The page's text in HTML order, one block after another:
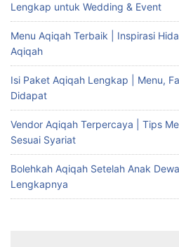
Lengkap untuk Wedding & Event
Menu Aqiqah Terbaik | Inspirasi
Aqiqah
Isi Paket Aqiqah Lengkap | Menu,
Didapat
Vendor Aqiqah Terpercaya | Tips
Sesuai Syariat
Bolehkah Aqiqah Setelah Anak
Lengkapnya